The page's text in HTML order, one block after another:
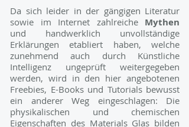
Da sich leider in der gängigen Literatur
sowie im Internet zahlreiche Mythen
und handwerklich unvollständige
Erklärungen etabliert haben, welche
zunehmend auch durch Künstliche
Intelligenz ungeprüft weitergegeben
werden, wird in den hier angebotenen
Freebies, E-Books und Tutorials bewusst
ein anderer Weg eingeschlagen: Die
physikalischen und chemischen
Eigenschaften des Materials Glas bilden